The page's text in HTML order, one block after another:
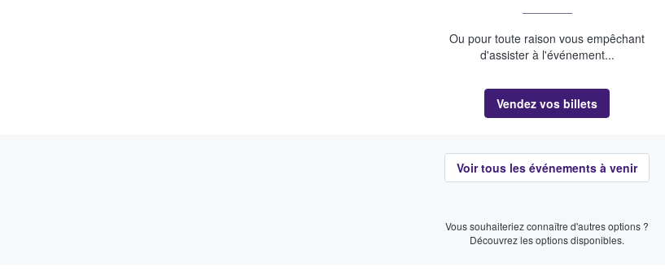
Ou pour toute raison vous empêchant
d'assister à l'événement...
Vendez vos billets
Voir tous les événements à venir
Vous souhaiteriez connaître d'autres options ?
Découvrez les options disponibles.